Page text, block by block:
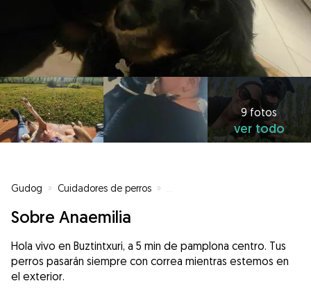
9 fotos
ver todo
Gudog » Cuidadores de perros »
Sobre Anaemilia
Hola vivo en Buztintxuri, a 5 min de pamplona centro. Tus
perros pasarán siempre con correa mientras estemos en
el exterior.